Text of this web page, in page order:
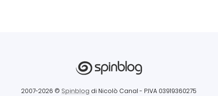
2007-2026 © Spinblog di Nicolò Canal - P.IVA 03919360275